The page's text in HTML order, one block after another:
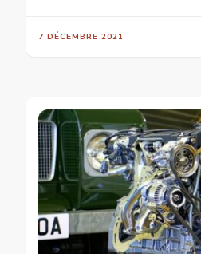
7 DÉCEMBRE 2021